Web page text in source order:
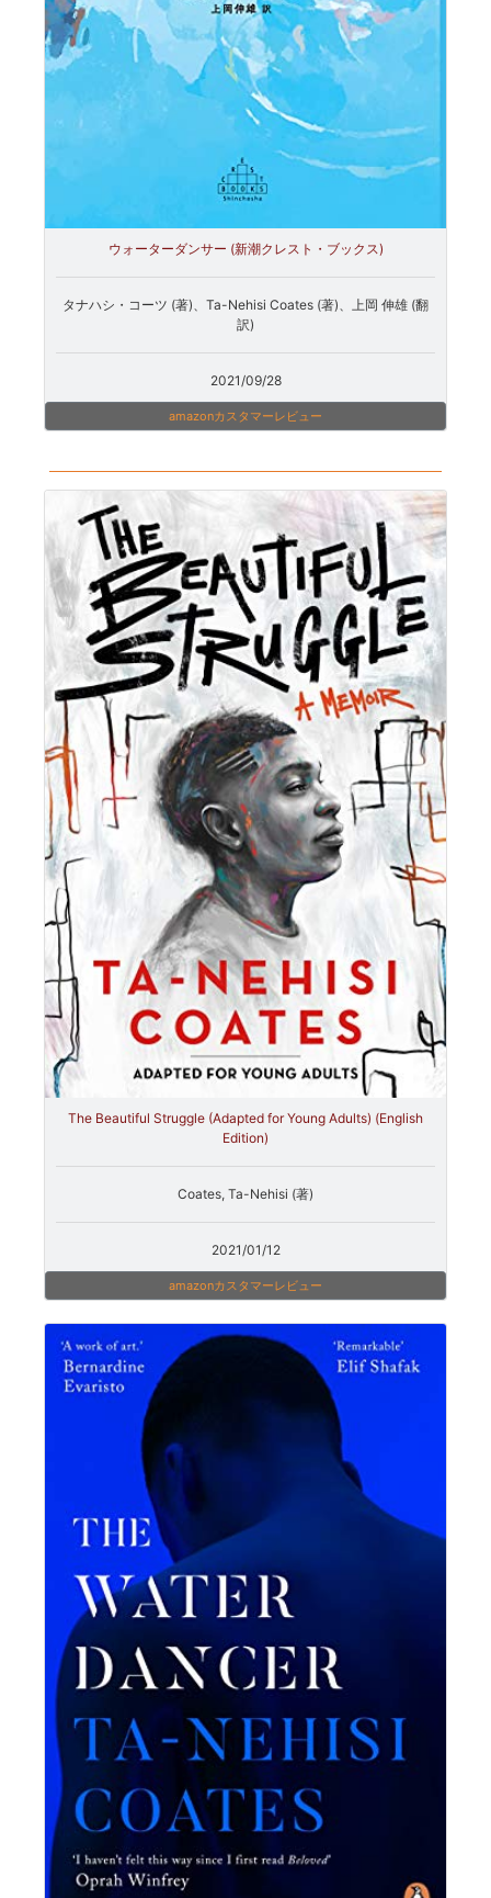
ウォーターダンサー (新潮クレスト・ブックス)
タナハシ・コーツ (著)、Ta-Nehisi Coates (著)、上岡 伸雄 (翻
訳)
2021/09/28
amazonカスタマーレビュー
The Beautiful Struggle (Adapted for Young Adults) (English
Edition)
Coates, Ta-Nehisi (著)
2021/01/12
amazonカスタマーレビュー